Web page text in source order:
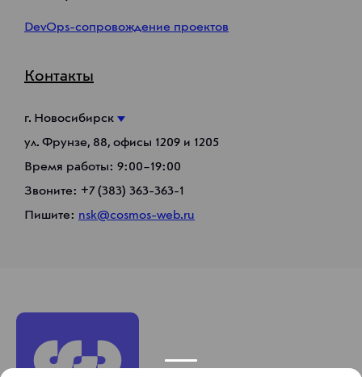
DevOps-сопровождение проектов
Контакты
г. Новосибирск
ул. Фрунзе, 88, офисы 1209 и 1205
Время работы: 9:00–19:00
Звоните: +7 (383) 363-363-1
Пишите: nsk@cosmos-web.ru